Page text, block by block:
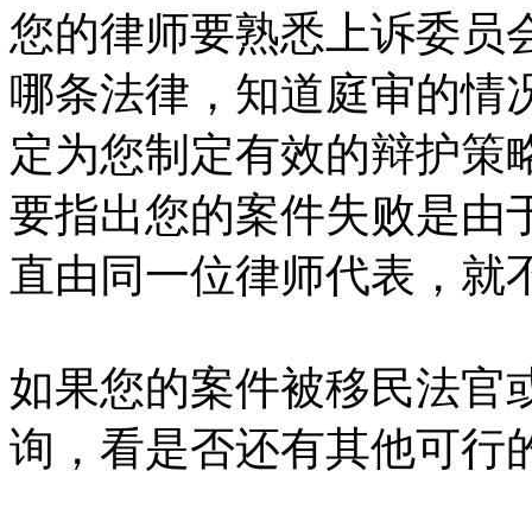
您的律师要熟悉上诉委员
哪条法律，知道庭审的情
定为您制定有效的辩护策
要指出您的案件失败是由
直由同一位律师代表，就
如果您的案件被移民法官
询，看是否还有其他可行